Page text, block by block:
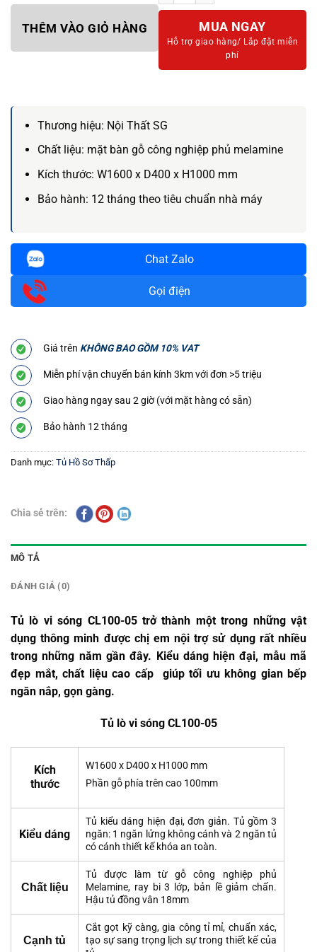
THÊM VÀO GIỎ HÀNG MUA NGAY
Hỗ trợ giao hàng/ Lắp đặt miễn
phí
Thương hiệu: Nội Thất SG
Chất liệu: mặt bàn gỗ công nghiệp phủ melamine
Kích thước: W1600 x D400 x H1000 mm
Bảo hành: 12 tháng theo tiêu chuẩn nhà máy
Chat Zalo
Gọi điện
Giá trên KHÔNG BAO GỒM 10% VAT
Miễn phí vận chuyển bán kính 3km với đơn >5 triệu
Giao hàng ngay sau 2 giờ (với mặt hàng có sẵn)
Bảo hành 12 tháng
Danh mục: Tủ Hồ Sơ Thấp
Chia sẻ trên:
MÔ TẢ
ĐÁNH GIÁ (0)
Tủ lò vi sóng CL100-05 trở thành một trong những vật
dụng thông minh được chị em nội trợ sử dụng rất nhiều
trong những năm gần đây. Kiểu dáng hiện đại, mẫu mã
đẹp mắt, chất liệu cao cấp giúp tối ưu không gian bếp
ngăn nắp, gọn gàng.
Tủ lò vi sóng CL100-05
Kích
thước
W1600 x D400 x H1000 mm
Phần gỗ phía trên cao 100mm
Kiểu dáng
Tủ kiểu dáng hiện đại, đơn giản. Tủ gồm 3
ngăn: 1 ngăn lửng không cánh và 2 ngăn tủ
có cánh thiết kế khóa an toàn.
Chất liệu
Tủ được làm từ gỗ công nghiệp phủ
Melamine, ray bi 3 lớp, bản lề giảm chấn.
Hậu tủ đồng vân 18mm
Cạnh tủ
Cắt gọt kỹ càng, gia công tỉ mỉ, chuẩn xác,
tạo sự sang trọng lịch sự trong thiết kế của